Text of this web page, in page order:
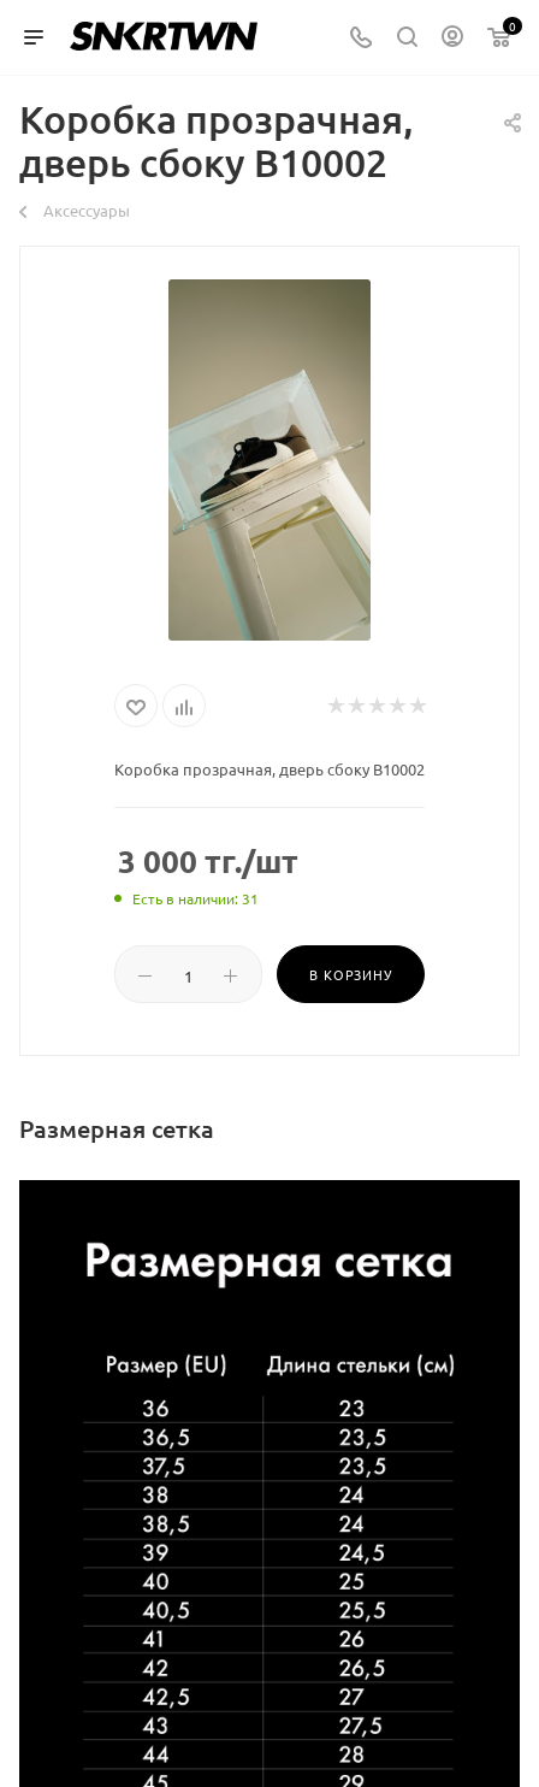
0
Коробка прозрачная,
дверь сбоку B10002
Аксессуары
Коробка прозрачная, дверь сбоку B10002
3 000 тг./шт
Есть в наличии: 31
В КОРЗИНУ
Размерная сетка